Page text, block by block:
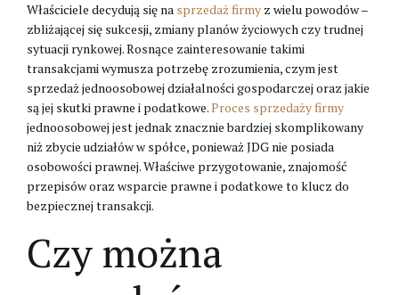
Właściciele decydują się na sprzedaż firmy z wielu powodów –
zbliżającej się sukcesji, zmiany planów życiowych czy trudnej
sytuacji rynkowej. Rosnące zainteresowanie takimi
transakcjami wymusza potrzebę zrozumienia, czym jest
sprzedaż jednoosobowej działalności gospodarczej oraz jakie
są jej skutki prawne i podatkowe.Proces sprzedaży firmy
jednoosobowej jest jednak znacznie bardziej skomplikowany
niż zbycie udziałów w spółce, ponieważ JDG nie posiada
osobowości prawnej. Właściwe przygotowanie, znajomość
przepisów oraz wsparcie prawne i podatkowe to klucz do
bezpiecznej transakcji.
Czy można